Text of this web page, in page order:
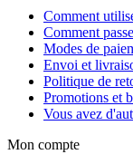
Comment
Comment
Modes de
Envoi et
Politique de
Promotions et
Vous avez
Mon compte